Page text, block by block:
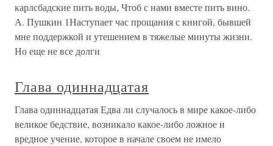
карлсбадские пить воды, Чтоб с нами вместе пить вино.
А. Пушкин 1Наступает час прощания с книгой, бывшей
мне поддержкой и утешением в тяжелые минуты жизни.
Но еще не все долги
Глава одиннадцатая
Глава одиннадцатая Едва ли случалось в мире какое-либо
великое бедствие, возникало какое-либо ложное и
вредное учение, которое в начале своем не имело